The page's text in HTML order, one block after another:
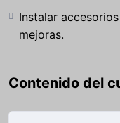
Instalar
mejoras.
Contenido del